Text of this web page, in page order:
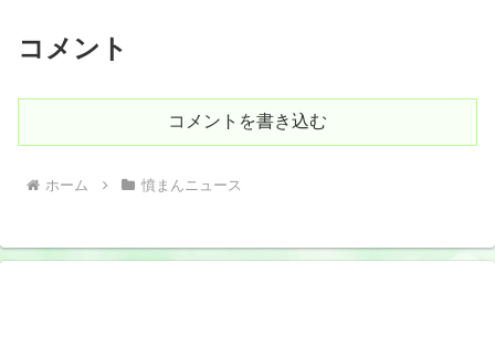
コメント
コメントを書き込む
ホーム 憤まんニュース